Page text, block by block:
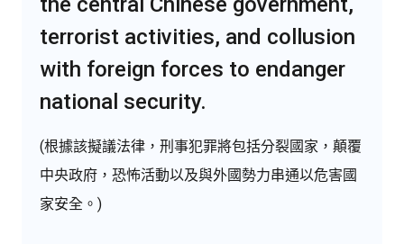
terrorist activities, and collusion
with foreign forces to endanger
national security.
(根據該擬議法律，刑事犯罪將包括分裂國家，顛覆
中央政府，恐怖活動以及與外國勢力串通以危害國
家安全。)